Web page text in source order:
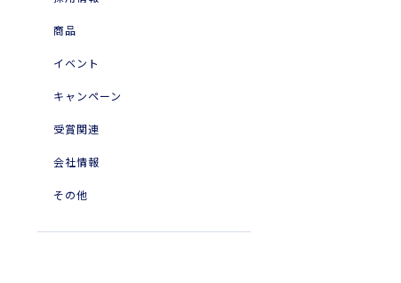
2023年
2010年
2004年
商品
イベント
キャンペーン
受賞関連
会社情報
その他